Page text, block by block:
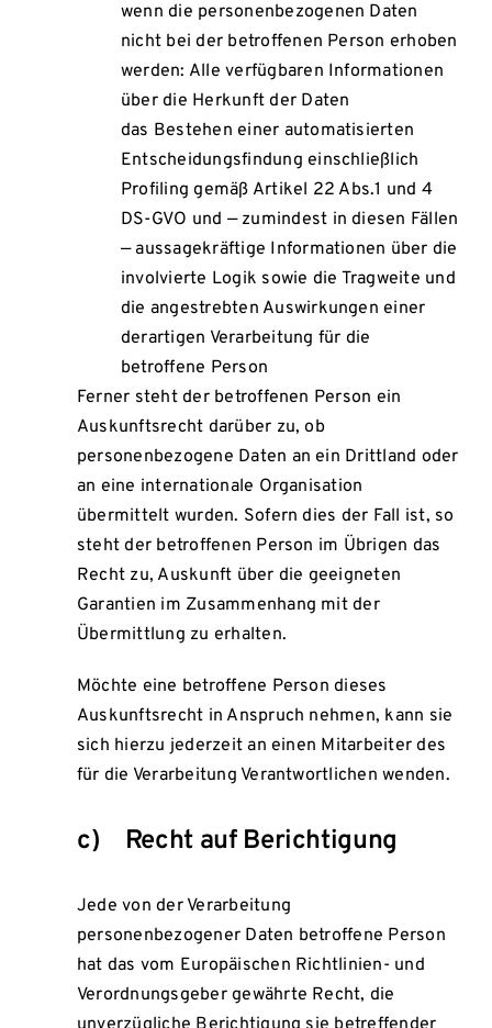
wenn die personenbezogenen Daten
nicht bei der betroffenen Person erhoben
werden: Alle verfügbaren Informationen
über die Herkunft der Daten
das Bestehen einer automatisierten
Entscheidungsfindung einschließlich
Profiling gemäß Artikel 22 Abs.1 und 4
DS-GVO und — zumindest in diesen Fällen
— aussagekräftige Informationen über die
involvierte Logik sowie die Tragweite und
die angestrebten Auswirkungen einer
derartigen Verarbeitung für die
betroffene Person
Ferner steht der betroffenen Person ein
Auskunftsrecht darüber zu, ob
personenbezogene Daten an ein Drittland oder
an eine internationale Organisation
übermittelt wurden. Sofern dies der Fall ist, so
steht der betroffenen Person im Übrigen das
Recht zu, Auskunft über die geeigneten
Garantien im Zusammenhang mit der
Übermittlung zu erhalten.
Möchte eine betroffene Person dieses
Auskunftsrecht in Anspruch nehmen, kann sie
sich hierzu jederzeit an einen Mitarbeiter des
für die Verarbeitung Verantwortlichen wenden.
c) Recht auf Berichtigung
Jede von der Verarbeitung
personenbezogener Daten betroffene Person
hat das vom Europäischen Richtlinien- und
Verordnungsgeber gewährte Recht, die